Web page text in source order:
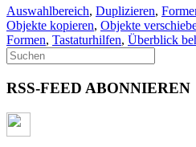
Auswahlbereich, Duplizieren,
Objekte kopieren, Objekte
Formen, Tastaturhilfen, Überblick
RSS-FEED ABONNIEREN